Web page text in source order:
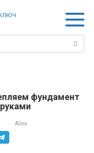
фундамент
Alex